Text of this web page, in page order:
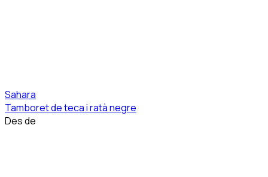
Sahara
Tamboret de teca i ratà negre
Des de